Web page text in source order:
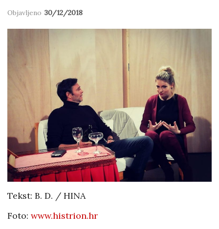
Objavljeno 30/12/2018
Tekst: B. D. / HINA
Foto: www.histrion.hr